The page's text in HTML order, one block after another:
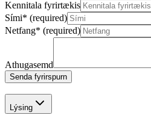
Kennitala fyrirtækis
Sími* (required)
Netfang* (required)
Athugasemd
Senda fyrirspurn
Lýsing